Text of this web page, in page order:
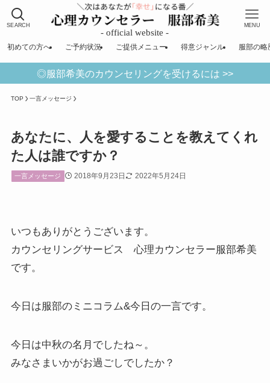
SEARCH MENU
初めての方へ ご予約状況 ご提供メニュー 得意ジャンル 服部の略
◎服部希美のカウンセリングを受けるには >>
TOP 一言メッセージ
あなたに、人を愛することを教えてくれ
た人は誰ですか？
一言メッセージ 2018年9月23日 2022年5月24日
いつもありがとうございます。
カウンセリングサービス 心理カウンセラー服部希美
です。
今日は服部のミニコラム&今日の一言です。
今日は中秋の名月でしたね～。
みなさまいかがお過ごしでしたか？